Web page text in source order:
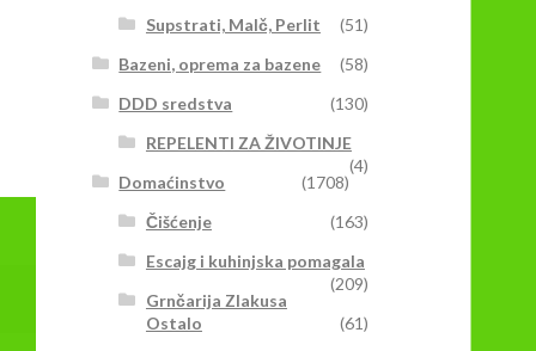
Supstrati, Malč, Perlit
(51)
Bazeni, oprema za bazene
(58)
DDD sredstva
(130)
REPELENTI ZA ŽIVOTINJE
(4)
Domaćinstvo
(1708)
Čišćenje
(163)
Escajg i kuhinjska pomagala
(209)
Grnčarija Zlakusa
Ostalo
(61)